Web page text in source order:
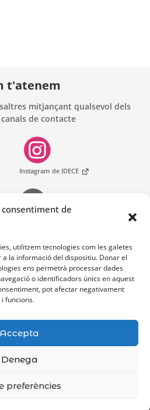
de
utilitzem tecnologies com les galetes
la informació del dispositiu. Donar el
ens permetrà processar dades
o identificadors únics en aquest
pot afectar negativament
funcions.
Accepta
Denega
preferències
t'atenem
mitjançant qualsevol dels
de contacte
Instagram de IDECE